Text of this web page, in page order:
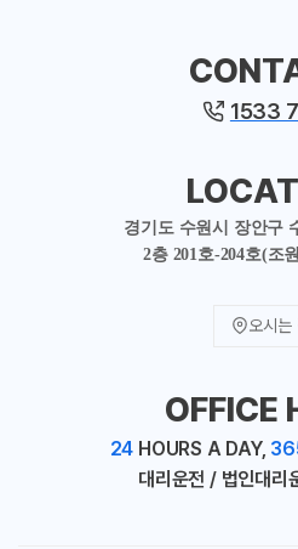
1533
경기도 수원시 장안구
2층 201호-204호(조
오시는
OFFICE
24 HOURS A DAY,
대리운전 / 법인대리